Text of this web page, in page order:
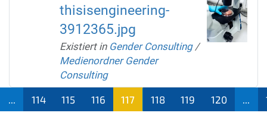
thisisengineering-
3912365.jpg
Existiert in Gender Consulting /
Medienordner Gender
Consulting
114 115 116
117
118 119 120